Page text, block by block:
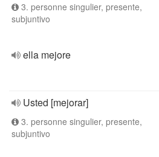
3. personne singulier, presente,
subjuntivo
ella mejore
Usted [mejorar]
3. personne singulier, presente,
subjuntivo